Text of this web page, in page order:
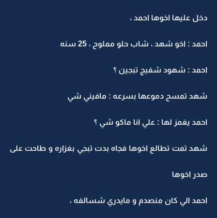
دخل عليها اخوها احمد ،
احمد : اخو شهد ، شاب حلو مملوح ، 25 سنه
احمد : شهود شفيج تبجين ؟
شهد تمسح دموعها بسرعه : مافيني شي
احمد يغمز لها : علي انا ماكو شي ؟
شهد تمت تطالع اخوها فجاه بدت تبجي بغزاره و طاحت على
صدر اخوها
احمد الي كان منصدم و مايدري شسالفه ،